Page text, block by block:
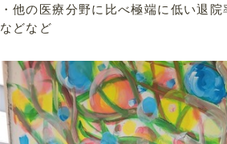
・他の医療分野に比べ極端に低い退院
などなど